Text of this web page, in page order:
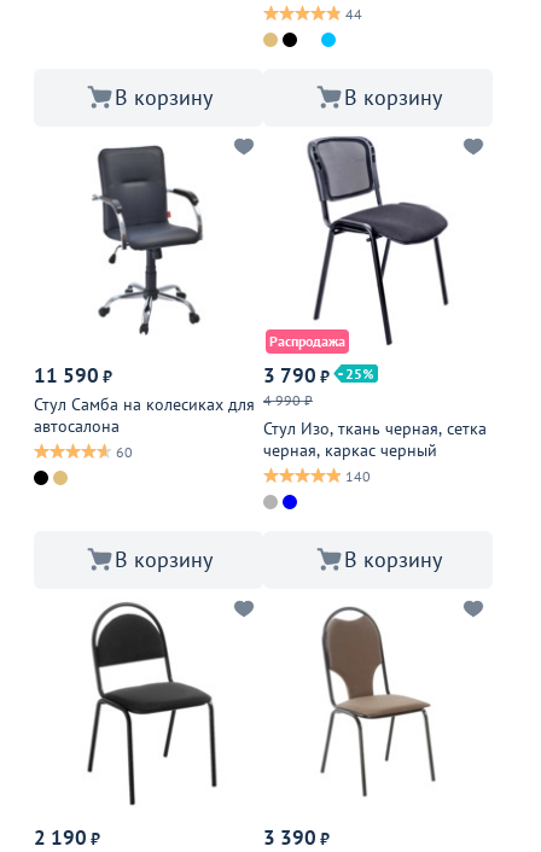
В корзину
44
В корзину
11 590 ₽
Стул Самба на колесиках для
автосалона
60
В корзину
Распродажа
3 790 ₽
25
4 990 ₽
Стул Изо, ткань черная, сетка
черная, каркас черный
140
В корзину
2 190 ₽
3 390 ₽